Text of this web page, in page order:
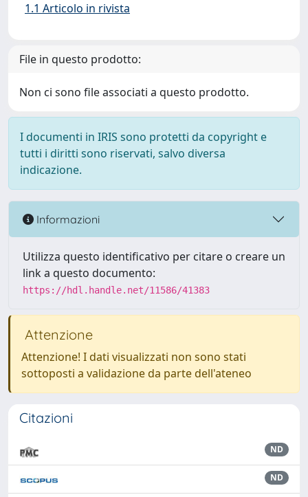
1.1 Articolo in rivista
File in questo prodotto:
Non ci sono file associati a questo prodotto.
I documenti in IRIS sono protetti da copyright e
tutti i diritti sono riservati, salvo diversa
indicazione.
Informazioni
Utilizza questo identificativo per citare o creare un
link a questo documento:
https://hdl.handle.net/11586/41383
Attenzione
Attenzione! I dati visualizzati non sono stati
sottoposti a validazione da parte dell'ateneo
Citazioni
ND
ND